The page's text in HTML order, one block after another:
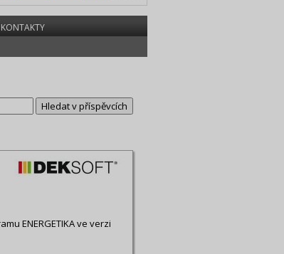
KONTAKTY
ENERGETIKA ve verzi